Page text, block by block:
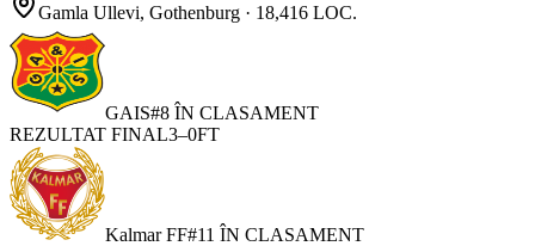
Gamla Ullevi, Gothenburg · 18,416 LOC.
GAIS#8 ÎN CLASAMENT
REZULTAT FINAL3–0FT
Kalmar FF#11 ÎN CLASAMENT